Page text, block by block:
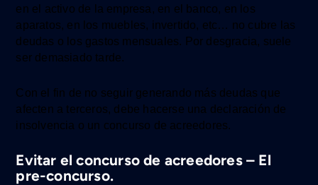
en el activo de la empresa, en el banco, en los
aparatos, en los muebles, invertido, etc… no cubre las
deudas o los gastos mensuales. Por desgracia, suele
ser demasiado tarde.
Con el fin de no seguir generando más deudas que
afecten a terceros, debe hacerse una declaración de
insolvencia o un concurso de acreedores.
Evitar el concurso de acreedores – El
pre-concurso.